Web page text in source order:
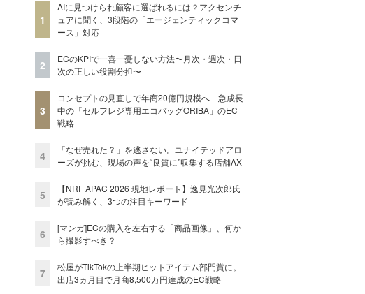
1
AIに見つけられ顧客に選ばれるには？アクセンチ
ュアに聞く、3段階の「エージェンティックコマ
ース」対応
2
ECのKPIで一喜一憂しない方法〜月次・週次・日
次の正しい役割分担〜
3
コンセプトの見直しで年商20億円規模へ 急成長
中の「セルフレジ専用エコバッグORIBA」のEC
戦略
4
「なぜ売れた？」を逃さない。ユナイテッドアロ
ーズが挑む、現場の声を“良質に”収集する店舗AX
5
【NRF APAC 2026 現地レポート】逸見光次郎氏
が読み解く、3つの注目キーワード
6
[マンガ]ECの購入を左右する「商品画像」、何か
ら撮影すべき？
7
松屋がTikTokの上半期ヒットアイテム部門賞に。
出店3ヵ月目で月商8,500万円達成のEC戦略